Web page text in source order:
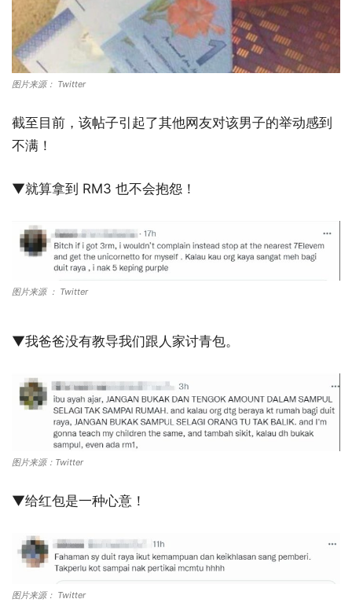
图片来源： Twitter
截至目前，该帖子引起了其他网友对该男子的举动感到
不满！
▼就算拿到 RM3 也不会抱怨！
图片来源 ： Twitter
▼我爸爸没有教导我们跟人家讨青包。
图片来源：Twitter
▼给红包是一种心意！
图片来源： Twitter